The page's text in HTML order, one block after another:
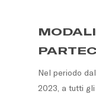
Nel periodo
2023, a tutti